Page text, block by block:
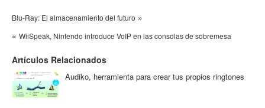
Blu-Ray: El almacenamiento del futuro »
« WiiSpeak, Nintendo introduce VoIP en las consolas de sobremesa
Artículos Relacionados
Audiko, herramienta para crear tus propios ringtones